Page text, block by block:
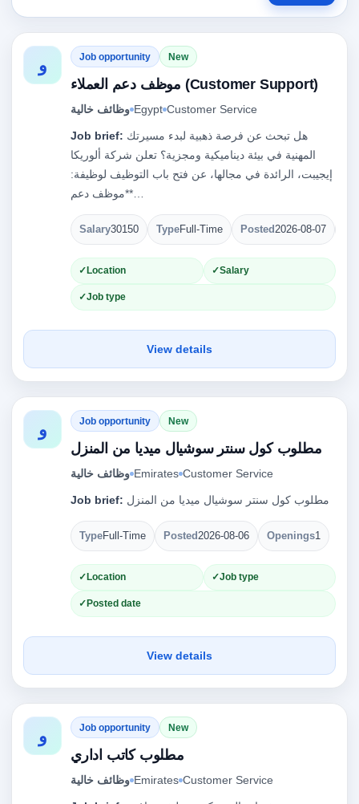
و Job opportunity New
موظف دعم العملاء (Customer Support)
وظائف خالية Egypt Customer Service
Job brief:
المهنية في بيئة ديناميكية ومجزية؟ تعلن شركة ألوريكا
إيجيبت، الرائدة في مجالها، عن فتح باب التوظيف لوظيفة:
Salary30150 TypeFull-Time Posted2026-08-07
Location Salary
Job type
View details
و Job opportunity New
مطلوب كول سنتر سوشيال ميديا من المنزل
وظائف خالية Emirates Customer Service
Job brief: مطلوب كول سنتر سوشيال ميديا من المنزل
TypeFull-Time Posted2026-08-06 Openings1
Location Job type
Posted date
View details
و Job opportunity New
مطلوب كاتب اداري
وظائف خالية Emirates Customer Service